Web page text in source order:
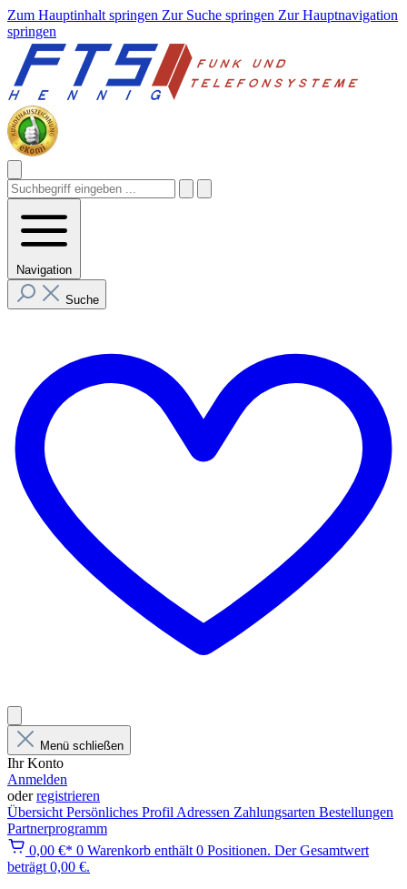
Zum Hauptinhalt springen Zur Suche springen Zur Hauptnavigation
springen
Navigation
Suche
Menü schließen
Ihr Konto
Anmelden
oderregistrieren
Übersicht Persönliches Profil Adressen Zahlungsarten Bestellungen
Partnerprogramm
0,00 €* 0 Warenkorb enthält 0 Positionen. Der Gesamtwert
beträgt 0,00 €.